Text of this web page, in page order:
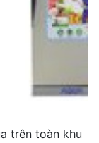
trên toàn khu